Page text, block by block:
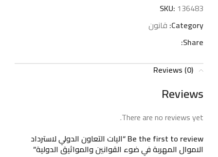
SKU: 136483
Category: قانون
Share:
Reviews (0)
Reviews
There are no reviews yet.
Be the first to review “اليات التعاون الدولي لاسترداد
الاموال المهربة في ضوء القوانين والمواثيق الدولية”